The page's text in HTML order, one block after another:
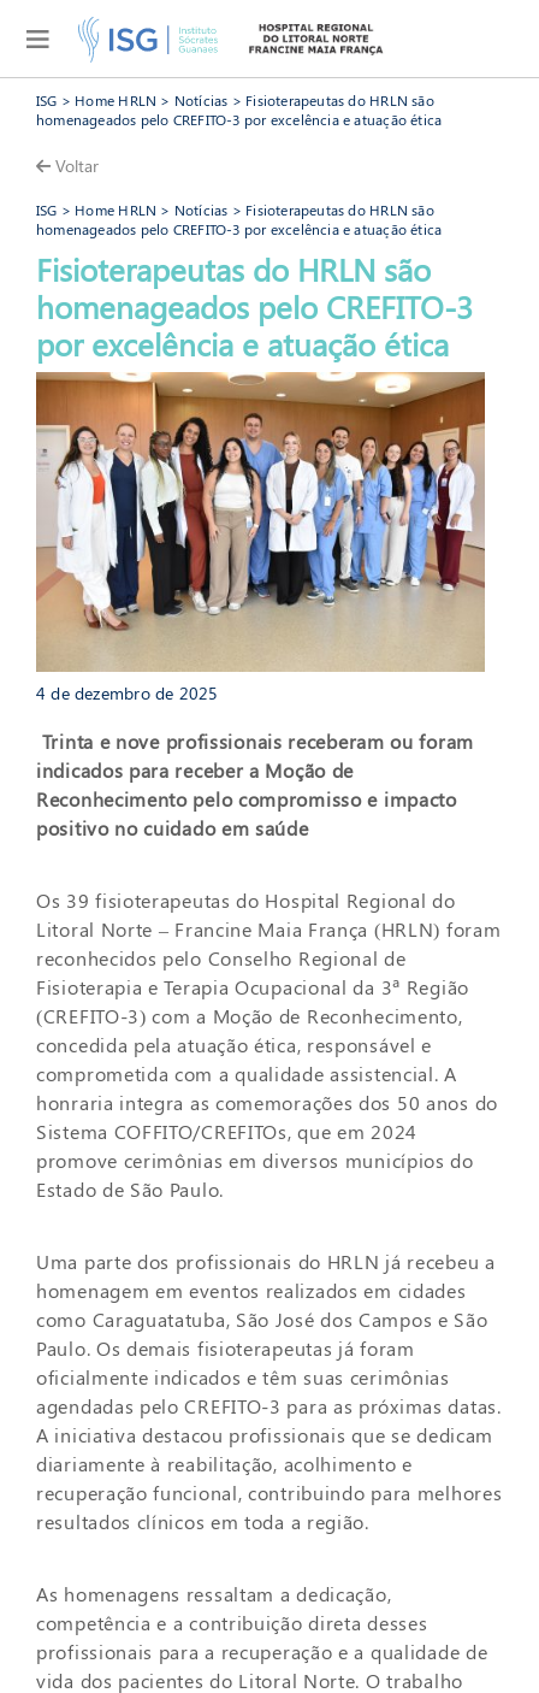
ISG > Home HRLN > Notícias > Fisioterapeutas do HRLN são
homenageados pelo CREFITO-3 por excelência e atuação ética
Voltar
ISG > Home HRLN > Notícias > Fisioterapeutas do HRLN são
homenageados pelo CREFITO-3 por excelência e atuação ética
Fisioterapeutas do HRLN são
homenageados pelo CREFITO-3
por excelência e atuação éticaHRLN
4 de dezembro de 2025
Trinta e nove profissionais receberam ou foram
indicados para receber a Moção de
Reconhecimento pelo compromisso e impacto
positivo no cuidado em saúde
Os 39 fisioterapeutas do Hospital Regional do
Litoral Norte – Francine Maia França (HRLN) foram
reconhecidos pelo Conselho Regional de
Fisioterapia e Terapia Ocupacional da 3ª Região
(CREFITO-3) com a Moção de Reconhecimento,
concedida pela atuação ética, responsável e
comprometida com a qualidade assistencial. A
honraria integra as comemorações dos 50 anos do
Sistema COFFITO/CREFITOs, que em 2024
promove cerimônias em diversos municípios do
Estado de São Paulo.
Uma parte dos profissionais do HRLN já recebeu a
homenagem em eventos realizados em cidades
como Caraguatatuba, São José dos Campos e São
Paulo. Os demais fisioterapeutas já foram
oficialmente indicados e têm suas cerimônias
agendadas pelo CREFITO-3 para as próximas datas.
A iniciativa destacou profissionais que se dedicam
diariamente à reabilitação, acolhimento e
recuperação funcional, contribuindo para melhores
resultados clínicos em toda a região.
As homenagens ressaltam a dedicação,
competência e a contribuição direta desses
profissionais para a recuperação e a qualidade de
vida dos pacientes do Litoral Norte. O trabalho